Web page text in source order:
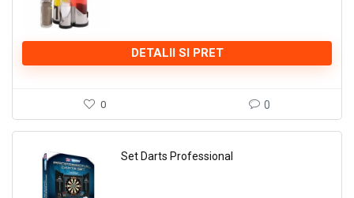
DETALII SI PRET
0 0
Set Darts Professional